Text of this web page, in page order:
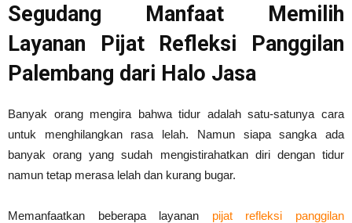
Segudang Manfaat Memilih
Layanan Pijat Refleksi Panggilan
Palembang dari Halo Jasa
Banyak orang mengira bahwa tidur adalah satu-satunya cara
untuk menghilangkan rasa lelah. Namun siapa sangka ada
banyak orang yang sudah mengistirahatkan diri dengan tidur
namun tetap merasa lelah dan kurang bugar.
Memanfaatkan beberapa layanan pijat refleksi panggilan